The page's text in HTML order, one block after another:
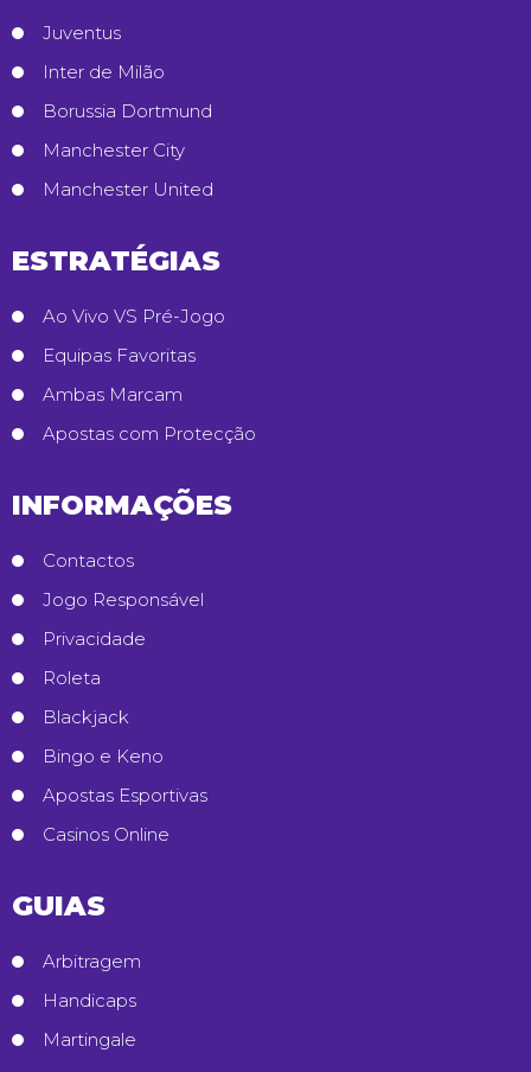
Juventus
Inter de Milão
Borussia Dortmund
Manchester City
Manchester United
ESTRATÉGIAS
Ao Vivo VS Pré-Jogo
Equipas Favoritas
Ambas Marcam
Apostas com Protecção
INFORMAÇÕES
Contactos
Jogo Responsável
Privacidade
Roleta
Blackjack
Bingo e Keno
Apostas Esportivas
Casinos Online
GUIAS
Arbitragem
Handicaps
Martingale